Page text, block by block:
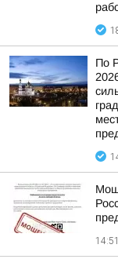
По
14:51